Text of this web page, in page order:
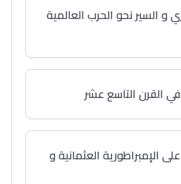
و السير نحو الحرب العالمية
في القرن التاسع عشر
الإمبراطورية العثمانية و